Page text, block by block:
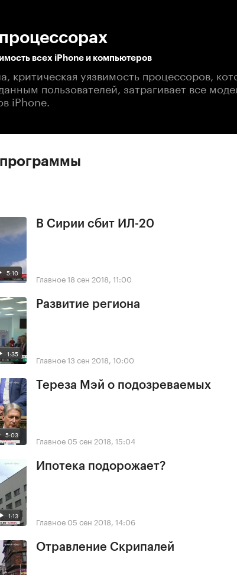
всех iPhone и компьютеров
критическая уязвимость процессоров,
пользователей, затрагивает все
iPhone.
программы
5:10
В Сирии сбит ИЛ-20
Главное18 сен 2018, 11:00
1:35
Развитие региона
Главное13 сен 2018, 10:00
5:03
Тереза Мэй о подозреваемых
Главное 05 сен 2018, 15:04
1:13
Ипотека подорожает?
Главное 05 сен 2018, 14:06
Отравление Скрипалей